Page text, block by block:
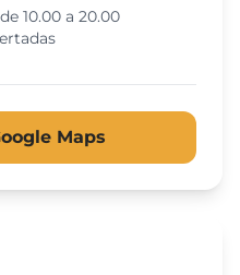
10.00 a 20.00
Maps